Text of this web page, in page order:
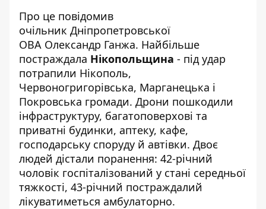
Про це повідомив
очільник Дніпропетровської
ОВА Олександр Ганжа. Найбільше
постраждала Нікопольщина - під удар
потрапили Нікополь,
Червоногригорівська, Марганецька і
Покровська громади. Дрони пошкодили
інфраструктуру, багатоповерхові та
приватні будинки, аптеку, кафе,
господарську споруду й автівки. Двоє
людей дістали поранення: 42-річний
чоловік госпіталізований у стані середньої
тяжкості, 43-річний постраждалий
лікуватиметься амбулаторно.